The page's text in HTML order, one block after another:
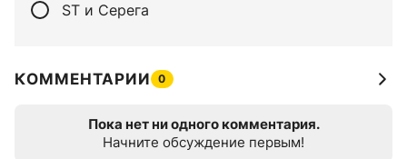
ST и Серега
КОММЕНТАРИИ 0
Пока нет ни одного комментария.
Начните обсуждение первым!